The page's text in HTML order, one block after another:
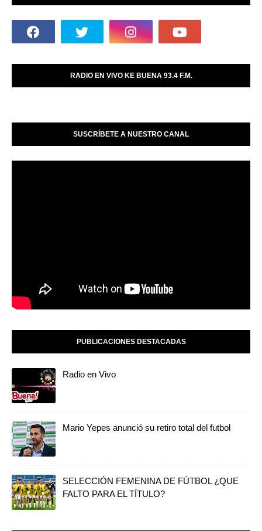
RADIO EN VIVO KE BUENA 93.4 F.M.
SUSCRÍBETE A NUESTRO CANAL
PUBLICACIONES DESTACADAS
Radio en Vivo
Mario Yepes anunció su retiro total del futbol
SELECCIÓN FEMENINA DE FÚTBOL ¿QUE
FALTO PARA EL TÍTULO?